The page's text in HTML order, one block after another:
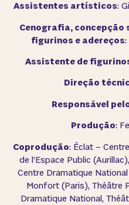
Assistentes artísticos:
Cenografia, concepção
figurinos e adereços:
Assistente de
Direção
Responsável
Produção:
Coprodução: Éclat –
de l’Espace Public
Centre Dramatique
Monfort (Paris), Théâtre
Dramatique National,